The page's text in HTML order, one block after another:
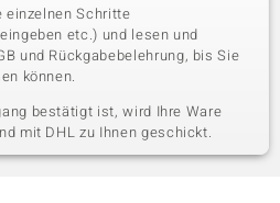
einzelnen Schritte
etc.) und lesen und
und Rückgabebelehrung, bis Sie
können.
bestätigt ist, wird Ihre Ware
mit DHL zu Ihnen geschickt.